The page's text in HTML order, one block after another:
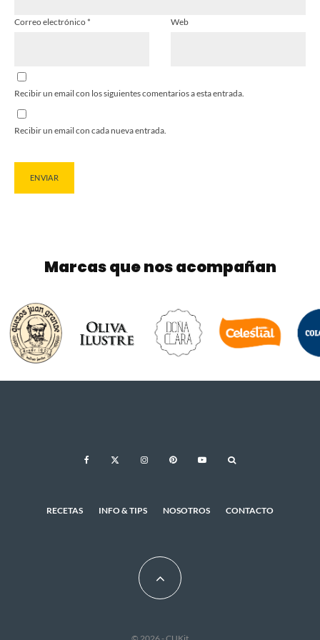
Correo electrónico* Web
Recibir un email con los siguientes comentarios a esta entrada.
Recibir un email con cada nueva entrada.
Marcas que nos acompañan
RECETAS INFO & TIPS NOSOTROS CONTACTO